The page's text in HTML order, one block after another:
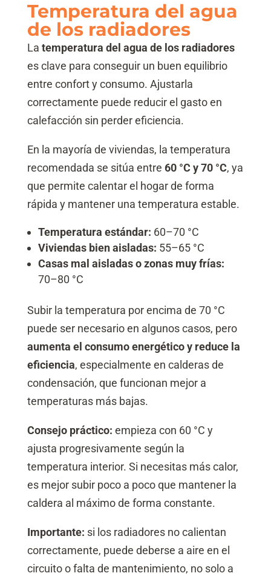
Temperatura del agua
de los radiadores
La temperatura del agua de los radiadores
es clave para conseguir un buen equilibrio
entre confort y consumo. Ajustarla
correctamente puede reducir el gasto en
calefacción sin perder eficiencia.
En la mayoría de viviendas, la temperatura
recomendada se sitúa entre 60 °C y 70 °C, ya
que permite calentar el hogar de forma
rápida y mantener una temperatura estable.
Temperatura estándar: 60–70 °C
Viviendas bien aisladas: 55–65 °C
Casas mal aisladas o zonas muy frías:
70–80 °C
Subir la temperatura por encima de 70 °C
puede ser necesario en algunos casos, pero
aumenta el consumo energético y reduce la
eficiencia, especialmente en calderas de
condensación, que funcionan mejor a
temperaturas más bajas.
Consejo práctico: empieza con 60 °C y
ajusta progresivamente según la
temperatura interior. Si necesitas más calor,
es mejor subir poco a poco que mantener la
caldera al máximo de forma constante.
Importante: si los radiadores no calientan
correctamente, puede deberse a aire en el
circuito o falta de mantenimiento, no solo a